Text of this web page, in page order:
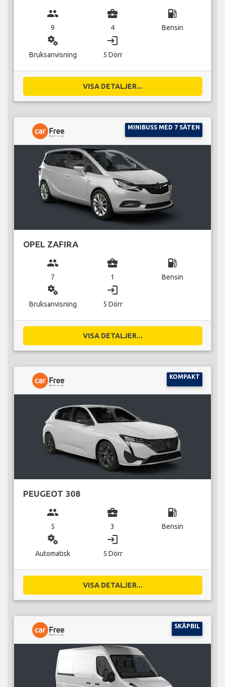
group
9
business_center
4
local_gas_station
Bensin
miscellaneous_services
Bruksanvisning
login
5 Dörr
VISA DETALJER...
MINIBUSS MED 7 SÄTEN
OPEL ZAFIRA
group
7
business_center
1
local_gas_station
Bensin
miscellaneous_services
Bruksanvisning
login
5 Dörr
VISA DETALJER...
KOMPAKT
PEUGEOT 308
group
5
business_center
3
local_gas_station
Bensin
miscellaneous_services
Automatisk
login
5 Dörr
VISA DETALJER...
SKÅPBIL